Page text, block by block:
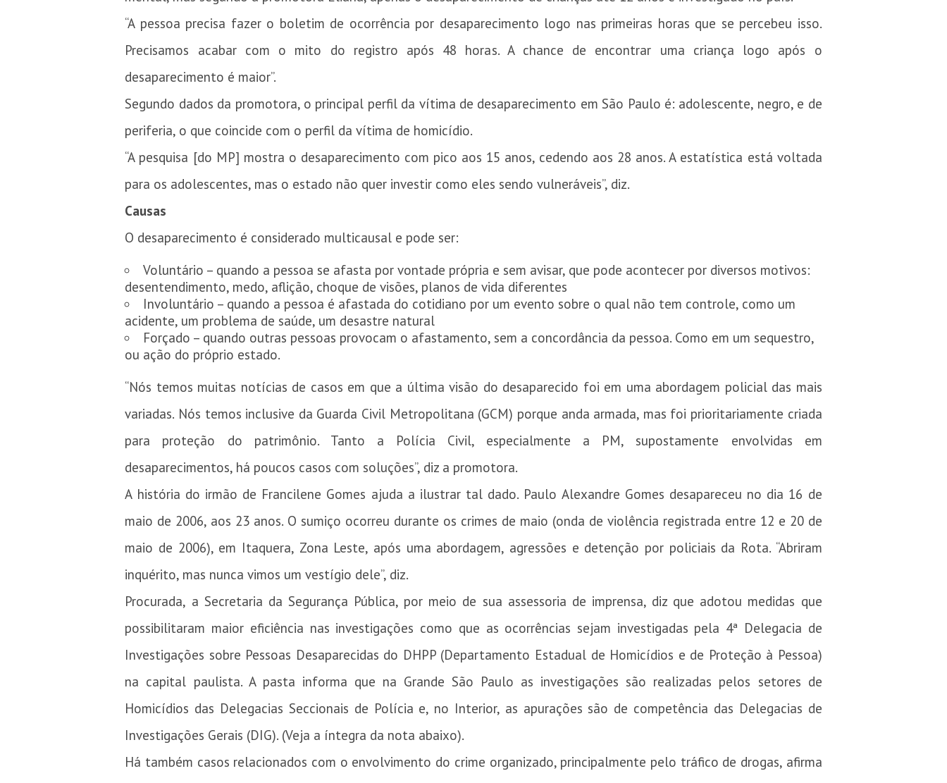
“A pessoa precisa fazer o boletim de ocorrência por desaparecimento logo nas primeiras horas que se percebeu isso.
Precisamos acabar com o mito do registro após 48 horas. A chance de encontrar uma criança logo após o
desaparecimento é maior”.
Segundo dados da promotora, o principal perfil da vítima de desaparecimento em São Paulo é: adolescente, negro, e de
periferia, o que coincide com o perfil da vítima de homicídio.
“A pesquisa [do MP] mostra o desaparecimento com pico aos 15 anos, cedendo aos 28 anos. A estatística está voltada
para os adolescentes, mas o estado não quer investir como eles sendo vulneráveis”, diz.
Causas
O desaparecimento é considerado multicausal e pode ser:
Voluntário – quando a pessoa se afasta por vontade própria e sem avisar, que pode acontecer por diversos motivos:
desentendimento, medo, aflição, choque de visões, planos de vida diferentes
Involuntário – quando a pessoa é afastada do cotidiano por um evento sobre o qual não tem controle, como um
acidente, um problema de saúde, um desastre natural
Forçado – quando outras pessoas provocam o afastamento, sem a concordância da pessoa. Como em um sequestro,
ou ação do próprio estado.
“Nós temos muitas notícias de casos em que a última visão do desaparecido foi em uma abordagem policial das mais
variadas. Nós temos inclusive da Guarda Civil Metropolitana (GCM) porque anda armada, mas foi prioritariamente criada
para proteção do patrimônio. Tanto a Polícia Civil, especialmente a PM, supostamente envolvidas em
desaparecimentos, há poucos casos com soluções”, diz a promotora.
A história do irmão de Francilene Gomes ajuda a ilustrar tal dado. Paulo Alexandre Gomes desapareceu no dia 16 de
maio de 2006, aos 23 anos. O sumiço ocorreu durante os crimes de maio (onda de violência registrada entre 12 e 20 de
maio de 2006), em Itaquera, Zona Leste, após uma abordagem, agressões e detenção por policiais da Rota. “Abriram
inquérito, mas nunca vimos um vestígio dele”, diz.
Procurada, a Secretaria da Segurança Pública, por meio de sua assessoria de imprensa, diz que adotou medidas que
possibilitaram maior eficiência nas investigações como que as ocorrências sejam investigadas pela 4ª Delegacia de
Investigações sobre Pessoas Desaparecidas do DHPP (Departamento Estadual de Homicídios e de Proteção à Pessoa)
na capital paulista. A pasta informa que na Grande São Paulo as investigações são realizadas pelos setores de
Homicídios das Delegacias Seccionais de Polícia e, no Interior, as apurações são de competência das Delegacias de
Investigações Gerais (DIG). (Veja a íntegra da nota abaixo).
Há também casos relacionados com o envolvimento do crime organizado, principalmente pelo tráfico de drogas, afirma